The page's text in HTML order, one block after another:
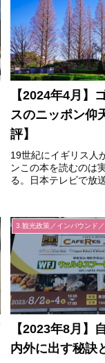
【2024年4月】
スのニッポン仰
評】
19世紀にイギリス人
ンこの本を読むのは
る。日本テレビで放
（～万人の数字は番
とに増えていた）で
なり、まだ通販のな
【2023年8月】
内外に出す秘訣